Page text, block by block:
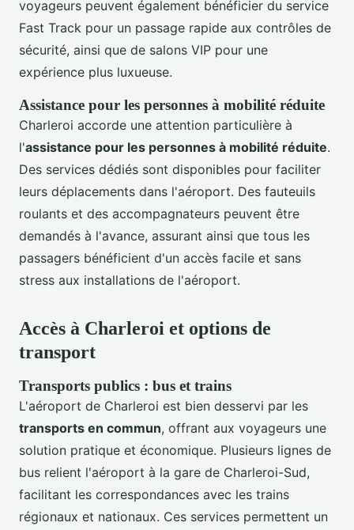
voyageurs peuvent également bénéficier du service
Fast Track pour un passage rapide aux contrôles de
sécurité, ainsi que de salons VIP pour une
expérience plus luxueuse.
Assistance pour les personnes à mobilité réduite
Charleroi accorde une attention particulière à
l'assistance pour les personnes à mobilité réduite.
Des services dédiés sont disponibles pour faciliter
leurs déplacements dans l'aéroport. Des fauteuils
roulants et des accompagnateurs peuvent être
demandés à l'avance, assurant ainsi que tous les
passagers bénéficient d'un accès facile et sans
stress aux installations de l'aéroport.
Accès à Charleroi et options de
transport
Transports publics : bus et trains
L'aéroport de Charleroi est bien desservi par les
transports en commun, offrant aux voyageurs une
solution pratique et économique. Plusieurs lignes de
bus relient l'aéroport à la gare de Charleroi-Sud,
facilitant les correspondances avec les trains
régionaux et nationaux. Ces services permettent un